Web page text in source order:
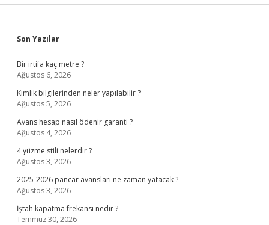
Sidebar
Son Yazılar
Bir irtifa kaç metre ?
Ağustos 6, 2026
Kimlik bilgilerinden neler yapılabilir ?
Ağustos 5, 2026
Avans hesap nasıl ödenir garanti ?
Ağustos 4, 2026
4 yüzme stili nelerdir ?
Ağustos 3, 2026
2025-2026 pancar avansları ne zaman yatacak ?
Ağustos 3, 2026
İştah kapatma frekansı nedir ?
Temmuz 30, 2026